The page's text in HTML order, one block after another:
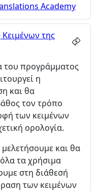
Academy
της
του προγράμματος
η
και θα
τον τρόπο
των κειμένων
ορολογία.
και θα
τα χρήσιμα
στη διάθεσή
των κειμένων